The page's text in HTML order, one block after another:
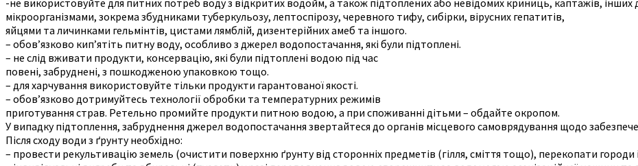
мікроорганізмами, зокрема збудниками туберкульозу, лептоспірозу, черевного тифу, сибірки, вірусних гепатитів,
яйцями та личинками гельмінтів, цистами лямблій, дизентерійних амеб та іншого.
– обов’язково кип’ятіть питну воду, особливо з джерел водопостачання, які були підтоплені.
– не слід вживати продукти, консервацію, які були підтоплені водою під час
повені, забруднені, з пошкодженою упаковкою тощо.
– для харчування використовуйте тільки продукти гарантованої якості.
– обов’язково дотримуйтесь технології обробки та температурних режимів
приготування страв. Ретельно промийте продукти питною водою, а при споживанні дітьми – обдайте окропом.
У випадку підтоплення, забруднення джерел водопостачання звертайтеся до органів місцевого самоврядування щодо
Після сходу води з ґрунту необхідно:
– провести рекультивацію земель (очистити поверхню ґрунту від сторонніх предметів (гілля, сміття тощо), перекопати городи